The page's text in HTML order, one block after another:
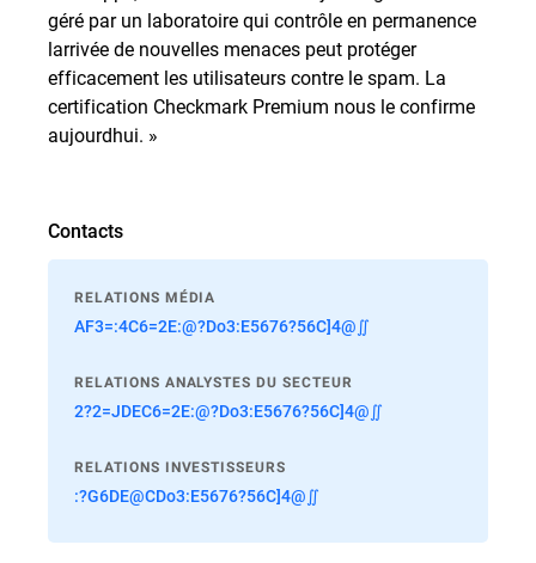
géré par un laboratoire qui contrôle en permanence
larrivée de nouvelles menaces peut protéger
efficacement les utilisateurs contre le spam. La
certification Checkmark Premium nous le confirme
aujourdhui. »
Contacts
RELATIONS MÉDIA
AF3=:4C6=2E:@?Do3:E5676?56C]4@∬
RELATIONS ANALYSTES DU SECTEUR
2?2=JDEC6=2E:@?Do3:E5676?56C]4@∬
RELATIONS INVESTISSEURS
:?G6DE@CDo3:E5676?56C]4@∬